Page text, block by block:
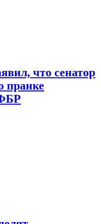
что сенатор
пранке